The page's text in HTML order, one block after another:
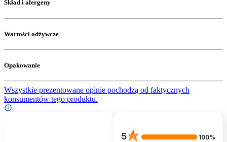
Skład i alergeny
Wartości odżywcze
Opakowanie
Wszystkie prezentowane opinie pochodzą od faktycznych
konsumentów tego produktu.
5 100%